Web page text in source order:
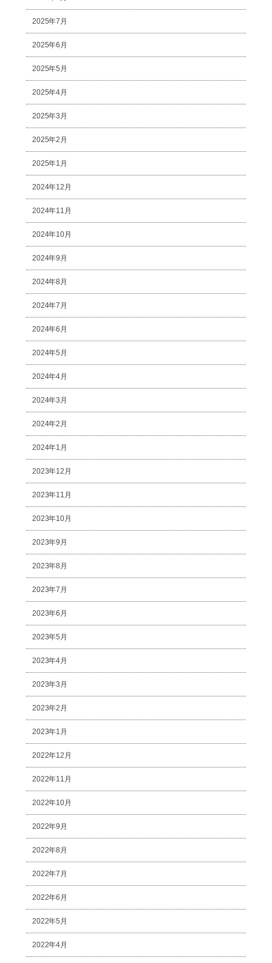
2025年7月
2025年6月
2025年5月
2025年4月
2025年3月
2025年2月
2025年1月
2024年12月
2024年11月
2024年10月
2024年9月
2024年8月
2024年7月
2024年6月
2024年5月
2024年4月
2024年3月
2024年2月
2024年1月
2023年12月
2023年11月
2023年10月
2023年9月
2023年8月
2023年7月
2023年6月
2023年5月
2023年4月
2023年3月
2023年2月
2023年1月
2022年12月
2022年11月
2022年10月
2022年9月
2022年8月
2022年7月
2022年6月
2022年5月
2022年4月